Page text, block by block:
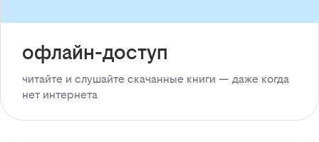
офлайн-доступ
читайте и слушайте скачанные книги — даже когда
нет интернета